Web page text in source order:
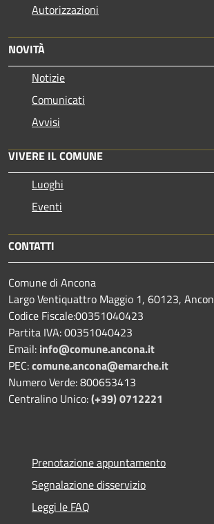
Autorizzazioni
NOVITÀ
Notizie
Comunicati
Avvisi
VIVERE IL COMUNE
Luoghi
Eventi
CONTATTI
Comune di Ancona
Largo Ventiquattro Maggio 1, 60123,
Codice Fiscale:00351040423
Partita IVA: 00351040423
Email: info@comune.ancona.it
PEC:comune.ancona@emarche.it
Numero Verde: 800653413
Centralino Unico:(+39) 0712221
Prenotazione appuntamento
Segnalazione disservizio
Leggi le FAQ